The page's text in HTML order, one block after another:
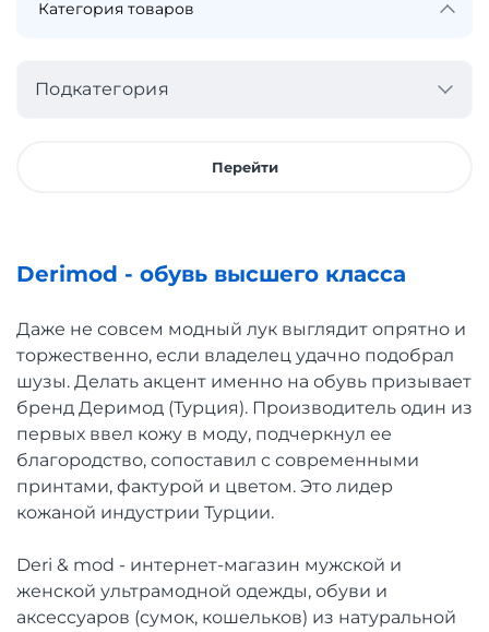
Подкатегория
Перейти
Derimod - обувь высшего класса
Даже не совсем модный лук выглядит опрятно и
торжественно, если владелец удачно подобрал
шузы. Делать акцент именно на обувь призывает
бренд Деримод (Турция). Производитель один из
первых ввел кожу в моду, подчеркнул ее
благородство, сопоставил с современными
принтами, фактурой и цветом. Это лидер
кожаной индустрии Турции.
Deri & mod - интернет-магазин мужской и
женской ультрамодной одежды, обуви и
аксессуаров (сумок, кошельков) из натуральной